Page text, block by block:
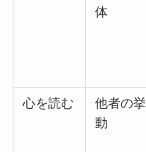
体
心を読む
他者の挙
動